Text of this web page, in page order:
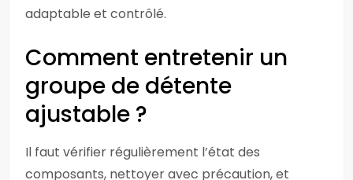
adaptable et contrôlé.
Comment entretenir un
groupe de détente
ajustable ?
Il faut vérifier régulièrement l’état des
composants, nettoyer avec précaution, et